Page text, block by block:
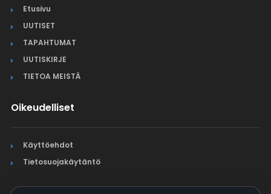
Etusivu
UUTISET
TAPAHTUMAT
UUTISKIRJE
TIETOA MEISTÄ
Oikeudelliset
Käyttöehdot
Tietosuojakäytäntö